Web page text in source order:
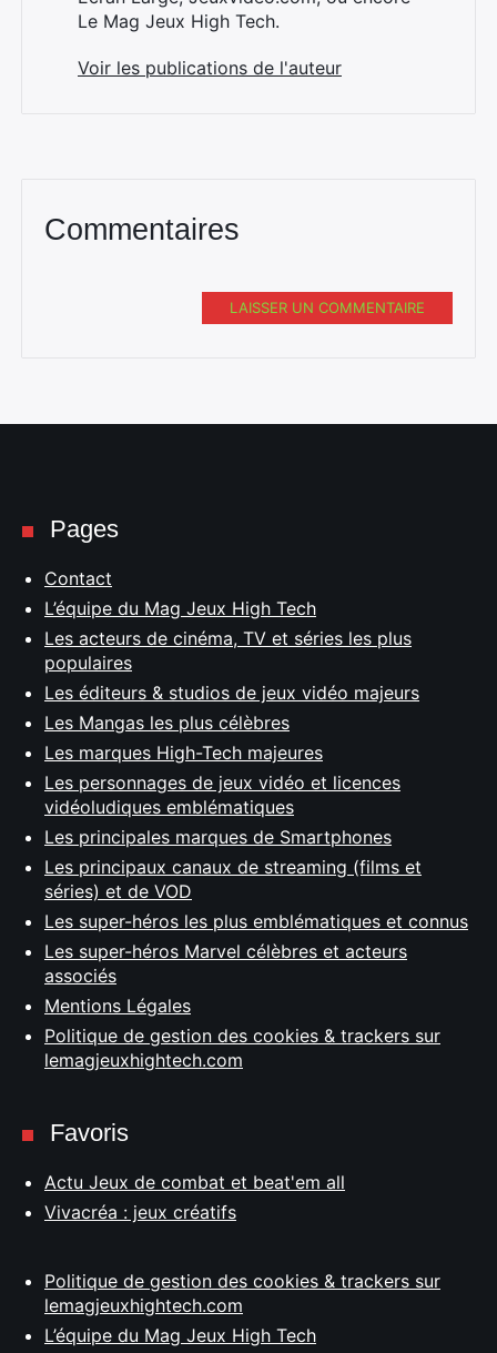
Le Mag Jeux High Tech.
Voir les publications de l'auteur
Commentaires
LAISSER UN COMMENTAIRE
Pages
Contact
L’équipe du Mag Jeux High Tech
Les acteurs de cinéma, TV et séries les plus
populaires
Les éditeurs & studios de jeux vidéo majeurs
Les Mangas les plus célèbres
Les marques High-Tech majeures
Les personnages de jeux vidéo et licences
vidéoludiques emblématiques
Les principales marques de Smartphones
Les principaux canaux de streaming (films et
séries) et de VOD
Les super-héros les plus emblématiques et connus
Les super-héros Marvel célèbres et acteurs
associés
Mentions Légales
Politique de gestion des cookies & trackers sur
lemagjeuxhightech.com
Favoris
Actu Jeux de combat et beat'em all
Vivacréa : jeux créatifs
Politique de gestion des cookies & trackers sur
lemagjeuxhightech.com
L’équipe du Mag Jeux High Tech